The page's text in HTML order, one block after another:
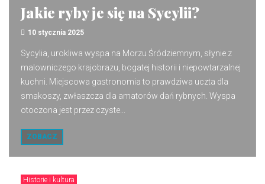
Jakie ryby je się na Sycylii?
10 stycznia 2025
Sycylia, urokliwa wyspa na Morzu Śródziemnym, słynie z
malowniczego krajobrazu, bogatej historii i niepowtarzalnej
kuchni. Miejscowa gastronomia to prawdziwa uczta dla
smakoszy, zwłaszcza dla amatorów dań rybnych. Wyspa
otoczona jest przez czyste...
ZOBACZ
Historie i kultura